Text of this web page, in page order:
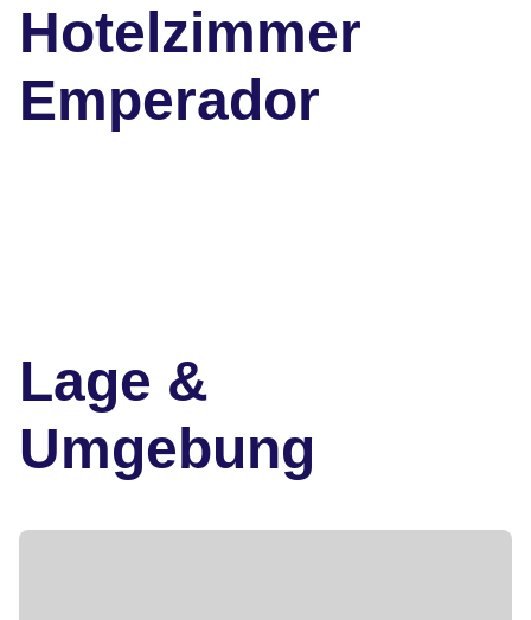
Hotelzimmer
Emperador
Lage &
Umgebung